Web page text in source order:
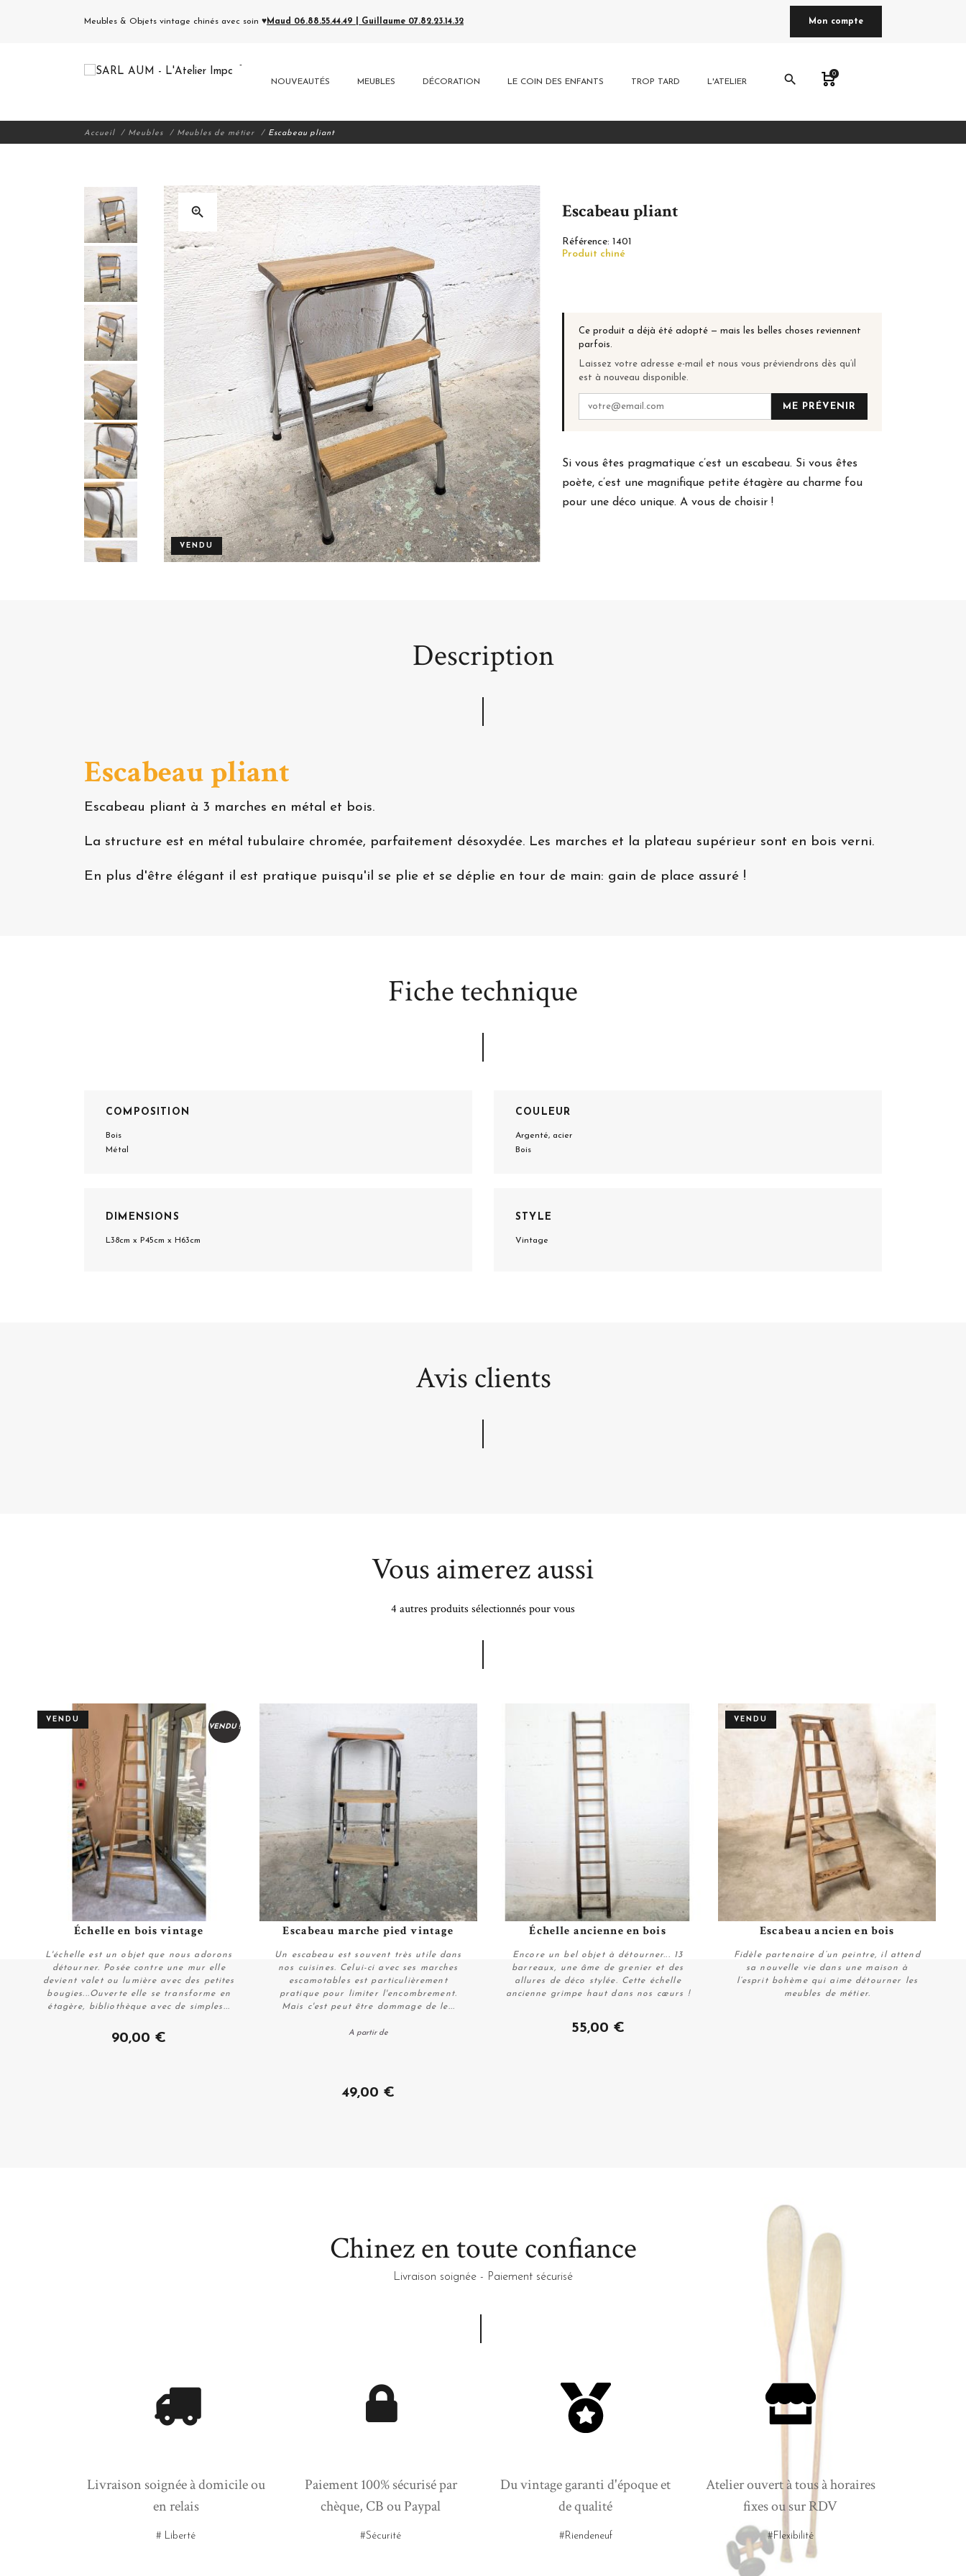
Meubles & Objets vintage chinés avec soin ♥Maud 06.88.55.44.49 | Guillaume 07.82.23.14.32 Mon compte
NOUVEAUTÉS MEUBLES DÉCORATION LE COIN DES ENFANTS TROP TARD L'ATELIER search 0
Accueil Meubles Meubles de métier Escabeau pliant
VENDU
zoom_in Escabeau pliant
Référence: 1401
Produit chiné
Ce produit a déjà été adopté — mais les belles choses reviennent
parfois.
Laissez votre adresse e-mail et nous vous préviendrons dès qu’il
est à nouveau disponible.
ME PRÉVENIR
Si vous êtes pragmatique c’est un escabeau. Si vous êtes
poète, c’est une magnifique petite étagère au charme fou
pour une déco unique. A vous de choisir !
Description
Escabeau pliant
Escabeau pliant à 3 marches en métal et bois.
La structure est en métal tubulaire chromée, parfaitement désoxydée. Les marches et la plateau supérieur sont en bois verni.
En plus d'être élégant il est pratique puisqu'il se plie et se déplie en tour de main: gain de place assuré !
Fiche technique
COMPOSITION
Bois
Métal
COULEUR
Argenté, acier
Bois
DIMENSIONS
L38cm x P45cm x H63cm
STYLE
Vintage
Avis clients
Vous aimerez aussi
4 autres produits sélectionnés pour vous
Plus de détails
VENDU !
VENDU
Échelle en bois vintage
L'échelle est un objet que nous adorons
détourner. Posée contre une mur elle
devient valet ou lumière avec des petites
bougies...Ouverte elle se transforme en
étagère, bibliothèque avec de simples...
90,00 €
Plus de détails
Escabeau marche pied vintage
Un escabeau est souvent très utile dans
nos cuisines. Celui-ci avec ses marches
escamotables est particulièrement
pratique pour limiter l'encombrement.
Mais c'est peut être dommage de le...
A partir de
49,00 €
Acheter
Plus de détails
Échelle ancienne en bois
Encore un bel objet à détourner... 13
barreaux, une âme de grenier et des
allures de déco stylée. Cette échelle
ancienne grimpe haut dans nos cœurs !
55,00 €
Plus de détails
VENDU
Escabeau ancien en bois
Fidèle partenaire d’un peintre, il attend
sa nouvelle vie dans une maison à
l’esprit bohème qui aime détourner les
meubles de métier.
Chinez en toute confiance
Livraison soignée - Paiement sécurisé
Livraison soignée à domicile ou
en relais
# Liberté
Paiement 100% sécurisé par
chèque, CB ou Paypal
#Sécurité
Du vintage garanti d'époque et
de qualité
#Riendeneuf
Atelier ouvert à tous à horaires
fixes ou sur RDV
#Flexibilité